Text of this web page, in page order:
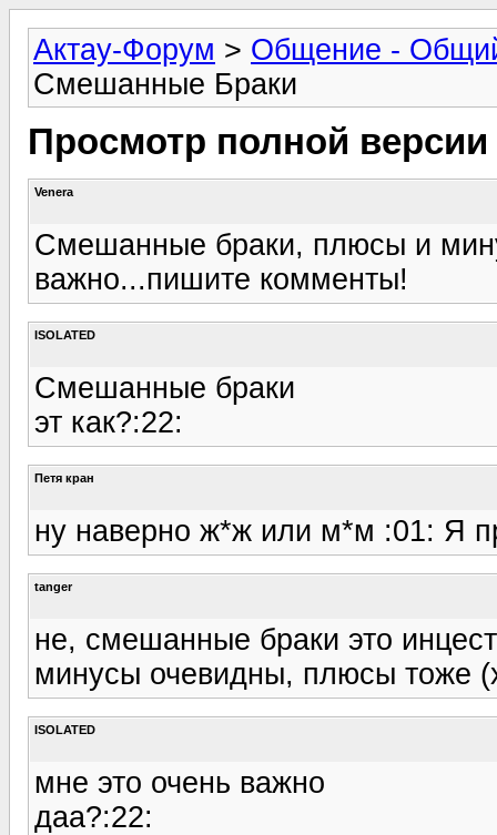
Актау-Форум > Общение -
Смешанные Браки
Просмотр полной
Venera
Смешанные браки, плюсы и
важно...пишите комменты!
ISOLATED
Смешанные браки
эт как?:22:
Петя кран
ну наверно ж*ж или м*м :01: Я
tanger
не, смешанные браки это
минусы очевидны, плюсы тоже
ISOLATED
мне это очень важно
даа?:22: